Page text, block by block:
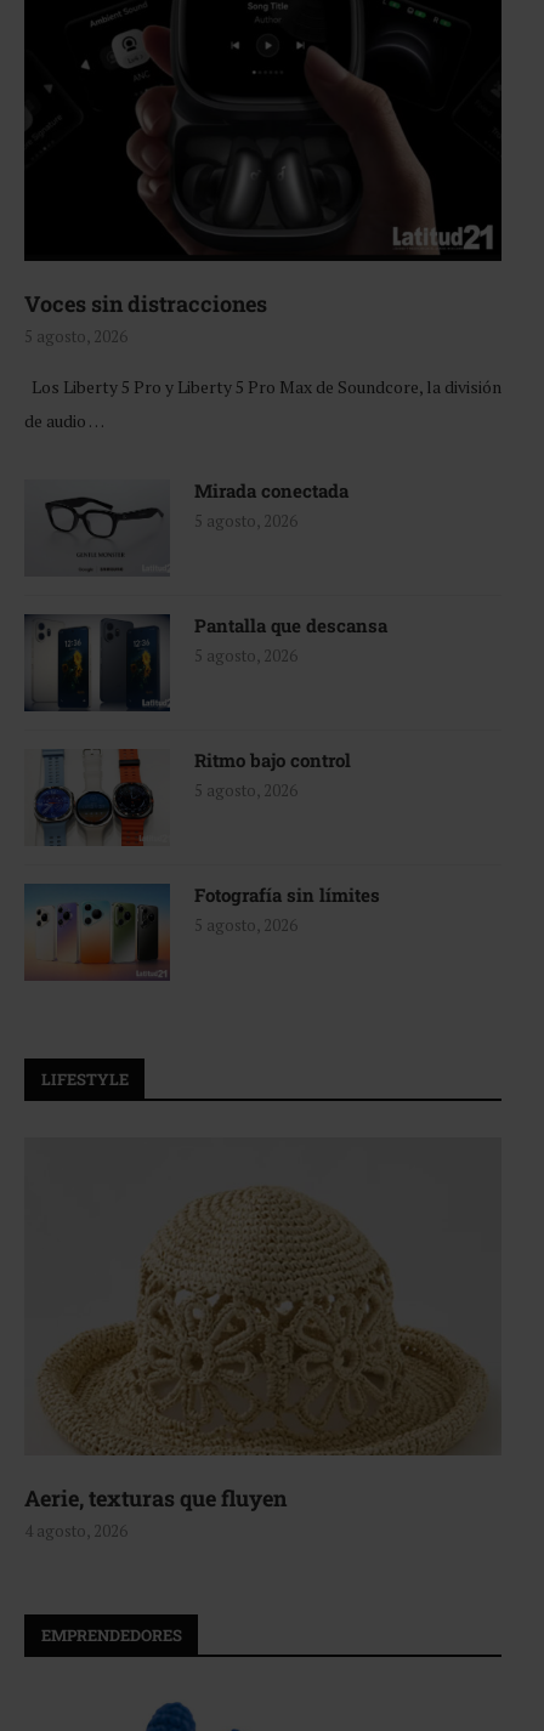
Voces sin distracciones
5 agosto, 2026
Los Liberty 5 Pro y Liberty 5 Pro Max de Soundcore, la división
de audio …
Mirada conectada
5 agosto, 2026
Pantalla que descansa
5 agosto, 2026
Ritmo bajo control
5 agosto, 2026
Fotografía sin límites
5 agosto, 2026
LIFESTYLE
Aerie, texturas que fluyen
4 agosto, 2026
EMPRENDEDORES